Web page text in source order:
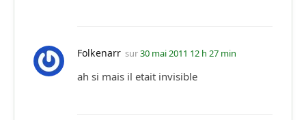
Folkenarr sur30 mai 2011 12 h 27 min
ah si mais il etait invisible